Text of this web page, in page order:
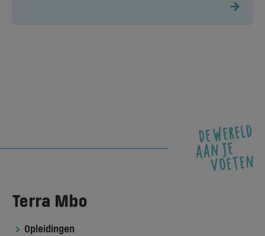
Terra Mbo
Opleidingen